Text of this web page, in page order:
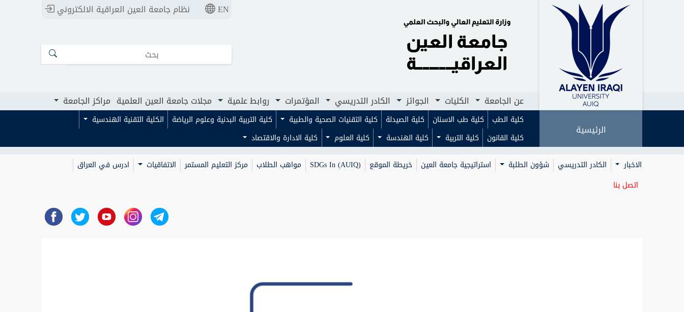
الرئيسية الكليات الجوائز الكادر التدريسي مجلات جامعة العين العلمية مراكز الجامعة
EN نظام جامعة العين العراقية الالكتروني
عن الجامعة الكليات الجوائز الكادر التدريسي المؤتمرات روابط علمية مجلات جامعة العين العلمية مراكز الجامعة
الرئيسية
كلية الطب كلية طب الاسنان كلية الصيدلة كلية التقنيات الصحية والطبية كلية التربية البدنية وعلوم الرياضة
الكلية التقنية الهندسية
كلية القانون
كلية التربية كلية الهندسة كلية العلوم
كلية الادارة والاقتصاد
الاخبار
الكادر التدريسي شؤون الطلبة استراتيجية جامعة العين خريطة الموقع SDGs In (AUIQ) مواهب الطلاب مركز التعليم المستمر الاتفاقيات
ادرس في العراق
اتصل بنا